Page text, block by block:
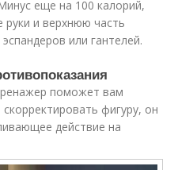
еще на 100 калорий,
руки и верхнюю часть
или гантелей.
поможет вам
фигуру, он
действие на